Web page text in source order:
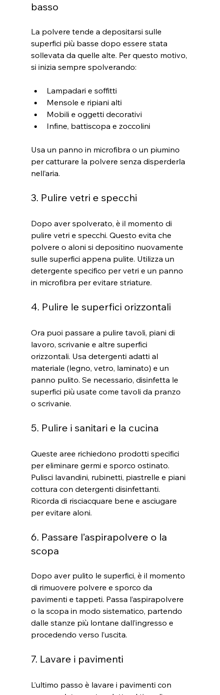
basso
La polvere tende a depositarsi sulle
superfici più basse dopo essere stata
sollevata da quelle alte. Per questo motivo,
si inizia sempre spolverando:
Lampadari e soffitti
Mensole e ripiani alti
Mobili e oggetti decorativi
Infine, battiscopa e zoccolini
Usa un panno in microfibra o un piumino
per catturare la polvere senza disperderla
nell’aria.
3. Pulire vetri e specchi
Dopo aver spolverato, è il momento di
pulire vetri e specchi. Questo evita che
polvere o aloni si depositino nuovamente
sulle superfici appena pulite. Utilizza un
detergente specifico per vetri e un panno
in microfibra per evitare striature.
4. Pulire le superfici orizzontali
Ora puoi passare a pulire tavoli, piani di
lavoro, scrivanie e altre superfici
orizzontali. Usa detergenti adatti al
materiale (legno, vetro, laminato) e un
panno pulito. Se necessario, disinfetta le
superfici più usate come tavoli da pranzo
o scrivanie.
5. Pulire i sanitari e la cucina
Queste aree richiedono prodotti specifici
per eliminare germi e sporco ostinato.
Pulisci lavandini, rubinetti, piastrelle e piani
cottura con detergenti disinfettanti.
Ricorda di risciacquare bene e asciugare
per evitare aloni.
6. Passare l’aspirapolvere o la
scopa
Dopo aver pulito le superfici, è il momento
di rimuovere polvere e sporco da
pavimenti e tappeti. Passa l’aspirapolvere
o la scopa in modo sistematico, partendo
dalle stanze più lontane dall’ingresso e
procedendo verso l’uscita.
7. Lavare i pavimenti
L’ultimo passo è lavare i pavimenti con